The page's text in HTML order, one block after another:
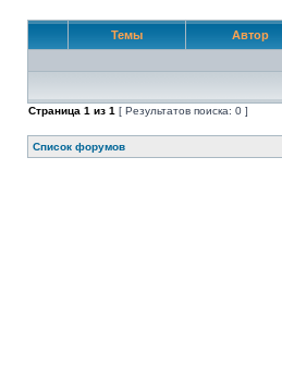
Темы Автор
Страница 1 из 1 [ Результатов поиска: 0 ]
Список форумов